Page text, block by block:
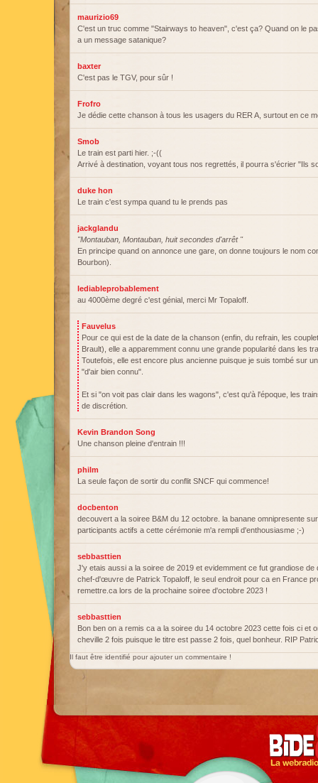
maurizio69
C'est un truc comme "Stairways to heaven", c'est ça? Quand on le
a un message satanique?
baxter
C'est pas le TGV, pour sûr !
Frofro
Je dédie cette chanson à tous les usagers du RER A, surtout en ce
Smob
Le train est parti hier. ;-((
Arrivé à destination, voyant tous nos regrettés, il pourra s'écrier "Ils
duke hon
Le train c'est sympa quand tu le prends pas
jackglandu
"Montauban, Montauban, huit secondes d'arrêt "
En principe quand on annonce une gare, on donne toujours le nom
Bourbon).
lediableprobablement
au 4000ème degré c'est génial, merci Mr Topaloff.
Fauvelus
Pour ce qui est de la date de la chanson (enfin, du refrain, les
Brault), elle a apparemment connu une grande popularité dans les
Toutefois, elle est encore plus ancienne puisque je suis tombé sur
"d'air bien connu".
Et si "on voit pas clair dans les wagons", c'est qu'à l'époque, les
de discrétion.
Kevin Brandon Song
Une chanson pleine d'entrain !!!
philm
La seule façon de sortir du conflit SNCF qui commence!
docbenton
decouvert a la soiree B&M du 12 octobre. la banane omnipresente
participants actifs a cette cérémonie m'a rempli d'enthousiasme ;-)
sebbasttien
J'y etais aussi a la soiree de 2019 et evidemment ce fut grandiose de
chef-d'œuvre de Patrick Topaloff, le seul endroit pour ca en France
remettre.ca lors de la prochaine soiree d'octobre 2023 !
sebbasttien
Bon ben on a remis ca a la soiree du 14 octobre 2023 cette fois ci et
cheville 2 fois puisque le titre est passe 2 fois, quel bonheur. RIP
Il faut être identifié pour ajouter un commentaire !